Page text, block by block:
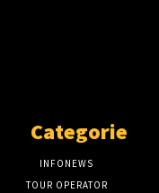
Categorie
INFONEWS
TOUR OPERATOR